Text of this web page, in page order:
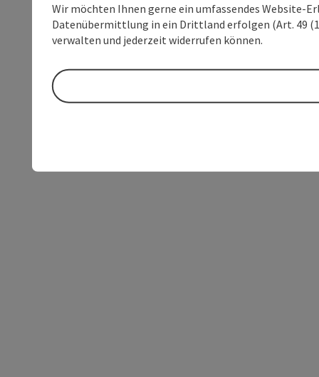
Wir möchten Ihnen gerne ein umfassendes Website-
Datenübermittlung in ein Drittland erfolgen (Art. 49
verwalten und jederzeit widerrufen können.